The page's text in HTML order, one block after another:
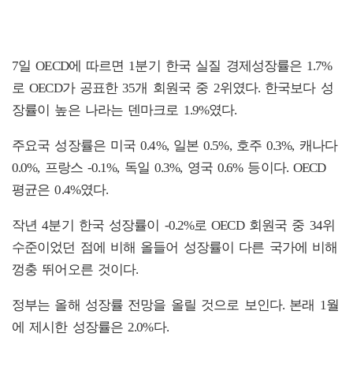
7일 OECD에 따르면 1분기 한국 실질 경제성장률은 1.7%
로 OECD가 공표한 35개 회원국 중 2위였다. 한국보다 성
장률이 높은 나라는 덴마크로 1.9%였다.
주요국 성장률은 미국 0.4%, 일본 0.5%, 호주 0.3%, 캐나다
0.0%, 프랑스 -0.1%, 독일 0.3%, 영국 0.6% 등이다. OECD
평균은 0.4%였다.
작년 4분기 한국 성장률이 -0.2%로 OECD 회원국 중 34위
수준이었던 점에 비해 올들어 성장률이 다른 국가에 비해
껑충 뛰어오른 것이다.
정부는 올해 성장률 전망을 올릴 것으로 보인다. 본래 1월
에 제시한 성장률은 2.0%다.